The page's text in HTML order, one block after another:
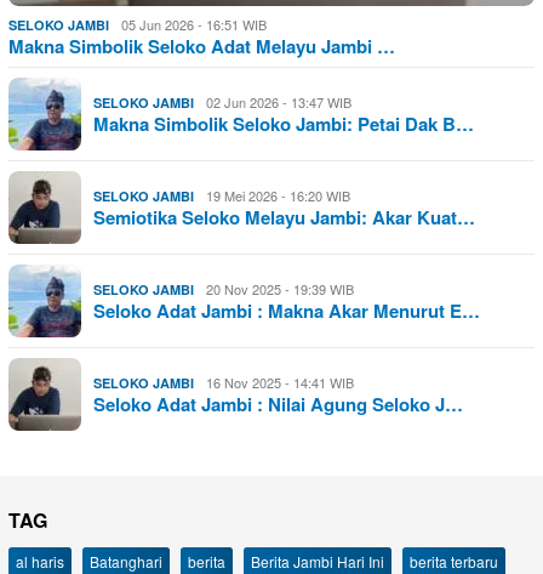
SELOKO JAMBI 05 Jun 2026 - 16:51 WIB
Makna Simbolik Seloko Adat Melayu Jambi …
SELOKO JAMBI 02 Jun 2026 - 13:47 WIB
Makna Simbolik Seloko Jambi: Petai Dak B…
SELOKO JAMBI 19 Mei 2026 - 16:20 WIB
Semiotika Seloko Melayu Jambi: Akar Kuat…
SELOKO JAMBI 20 Nov 2025 - 19:39 WIB
Seloko Adat Jambi : Makna Akar Menurut E…
SELOKO JAMBI 16 Nov 2025 - 14:41 WIB
Seloko Adat Jambi : Nilai Agung Seloko J…
TAG
al haris Batanghari berita Berita Jambi Hari Ini
berita terbaru